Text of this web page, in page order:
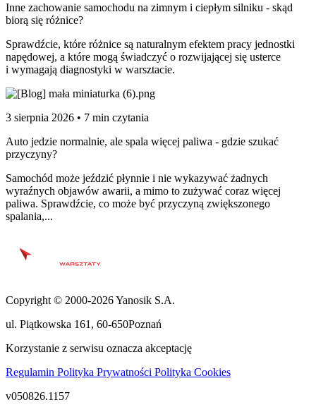
Inne zachowanie samochodu na zimnym i ciepłym silniku - skąd
biorą się różnice?
Sprawdźcie, które różnice są naturalnym efektem pracy jednostki
napędowej, a które mogą świadczyć o rozwijającej się usterce
i wymagają diagnostyki w warsztacie.
3 sierpnia 2026 • 7 min czytania
Auto jedzie normalnie, ale spala więcej paliwa - gdzie szukać
przyczyny?
Samochód może jeździć płynnie i nie wykazywać żadnych
wyraźnych objawów awarii, a mimo to zużywać coraz więcej
paliwa. Sprawdźcie, co może być przyczyną zwiększonego
spalania,...
Copyright © 2000-2026 Yanosik S.A.
ul. Piątkowska 161 , 60-650Poznań
Korzystanie z serwisu oznacza akceptację
Regulamin Polityka Prywatności Polityka Cookies
v050826.1157